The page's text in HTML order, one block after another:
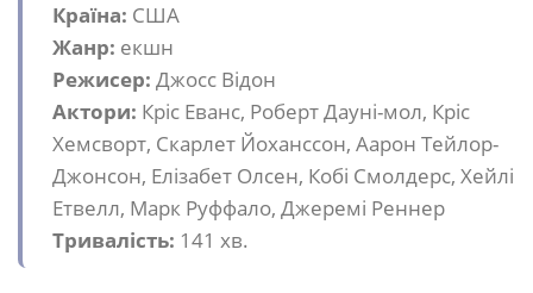
Країна: США
Жанр: екшн
Режисер: Джосс Відон
Актори: Кріс Еванс, Роберт Дауні-мол, Кріс
Хемсворт, Скарлет Йоханссон, Аарон Тейлор-
Джонсон, Елізабет Олсен, Кобі Смолдерс, Хейлі
Етвелл, Марк Руффало, Джеремі Реннер
Тривалість: 141 хв.